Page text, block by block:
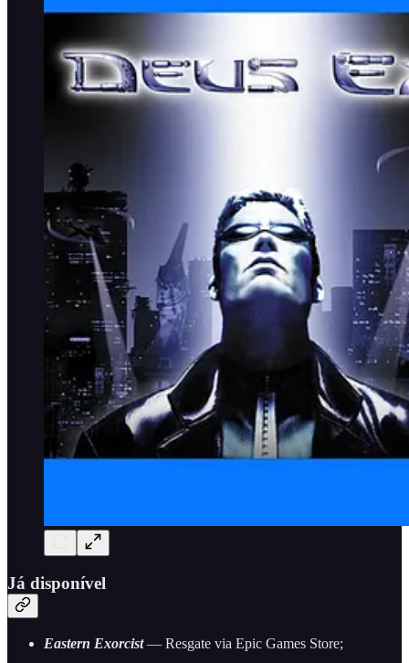
Já disponível
Eastern Exorcist— Resgate via Epic Games Store;